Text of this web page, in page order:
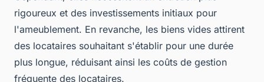
rigoureux et des investissements initiaux pour
l'ameublement. En revanche, les biens vides attirent
des locataires souhaitant s'établir pour une durée
plus longue, réduisant ainsi les coûts de gestion
fréquente des locataires.